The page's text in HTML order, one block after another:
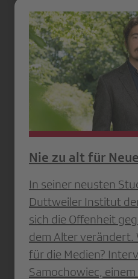
Nie zu alt für
In seiner neusten
Duttweiler Institut
sich die Offenheit
dem Alter verändert.
für die Medien?
Samochowiec,